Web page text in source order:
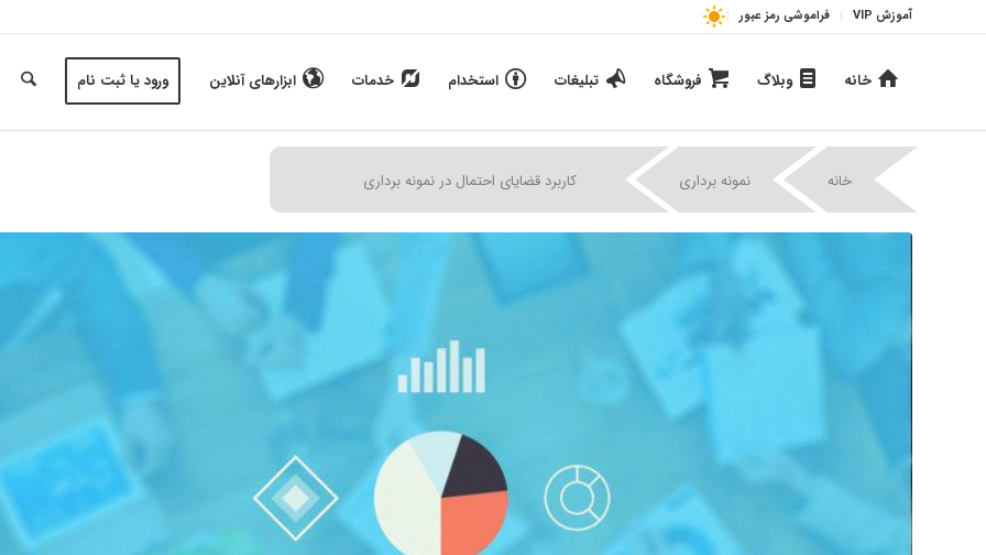
آموزش VIP فراموشی رمز عبور
خانه وبلاگ فروشگاه تبلیغات استخدام خدمات ابزارهای آنلاین ورود یا ثبت نام
خانه نمونه برداری | کاربرد قضایای احتمال در نمونه برداری